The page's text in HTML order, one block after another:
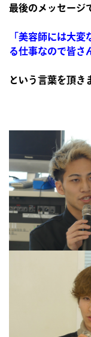
最後のメッセージ
「美容師には大
る仕事なので皆さ
という言葉を頂き